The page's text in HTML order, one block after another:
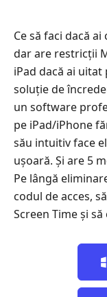
Ce să faci dacă
dar are restricții
iPad dacă ai
soluție de
un software
pe iPad/iPhone
său intuitiv face
ușoară. Și are 5
Pe lângă
codul de acces,
Screen Time și